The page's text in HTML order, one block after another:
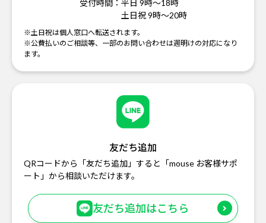
受付時間： 平日 9時～18時
土日祝 9時～20時
※土日祝は個人窓口へ転送されます。
※公費払いのご相談等、一部のお問い合わせは週明けの対応になり
ます。
友だち追加
QRコードから「友だち追加」すると「mouse お客様サポ
ート」から相談いただけます。
友だち追加はこちら